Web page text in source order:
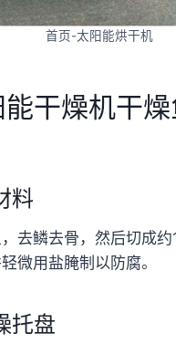
首页-太阳能烘干机
能干燥机干
料
去鳞去骨，然后切成
微用盐腌制以防腐。
托盘